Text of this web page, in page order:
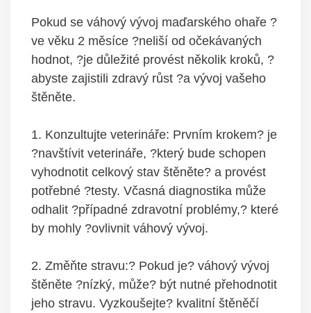
Pokud se váhový vývoj maďarského ohaře ?
ve věku 2 měsíce ?neliší od očekávaných
hodnot, ?je důležité provést několik kroků, ?
abyste zajistili zdravý růst ?a vývoj vašeho
štěněte.
1. Konzultujte veterináře: Prvním krokem? je
?navštívit veterináře, ?který bude schopen
vyhodnotit celkový stav štěněte? a provést
potřebné ?testy. Včasná diagnostika může
odhalit ?případné zdravotní problémy,? které
by mohly ?ovlivnit váhový vývoj.
2. Změňte stravu:? Pokud je? váhový vývoj
štěněte ?nízký, může? být nutné přehodnotit
jeho stravu. Vyzkoušejte? kvalitní štěněčí